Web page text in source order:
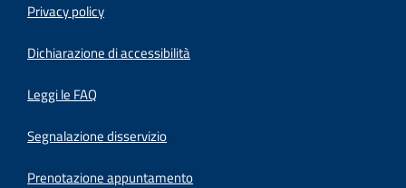
Privacy policy
Dichiarazione di accessibilità
Leggi le FAQ
Segnalazione disservizio
Prenotazione appuntamento